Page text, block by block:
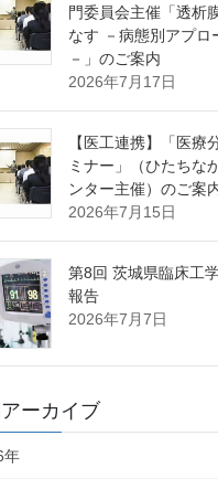
門委員会主催「透析
なす －病態別アプロ
－」のご案内
2026年7月17日
【医工連携】「医療
ミナー」（ひたちな
ンター主催）のご案
2026年7月15日
第8回 茨城県臨床工
報告
2026年7月7日
ーカイブ
年